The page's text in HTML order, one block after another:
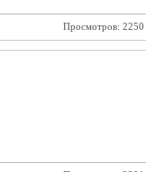
Просмотров: 2250